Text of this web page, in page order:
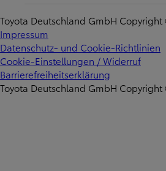
Toyota Deutschland GmbH
Impressum
Datenschutz- und Cookie-Richtlinien
Cookie-Einstellungen / Widerruf
Barrierefreiheitserklärung
Toyota Deutschland GmbH